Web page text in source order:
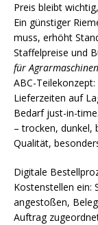
Preis bleibt
Ein günstiger
muss, erhöht
Staffelpreise und
für Agrarmaschinen
ABC-
Lieferzeiten auf
Bedarf just-in-
– trocken, dunkel,
Qualität,
Digitale
Kostenstellen ein:
angestoßen,
Auftrag